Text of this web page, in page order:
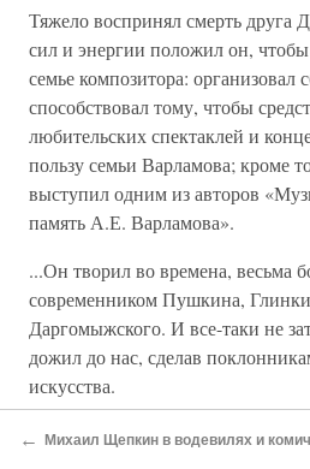
Тяжело воспринял смерть
сил и энергии положил он,
семье композитора: организовал
способствовал тому, чтобы
любительских спектаклей и
пользу семьи Варламова; кроме
выступил одним из авторов
память А.Е. Варламова».
...Он творил во времена, весьма
современником Пушкина,
Даргомыжского. И все-таки не
дожил до нас, сделав
искусства.
Много лет прошло с тех пор, а
←